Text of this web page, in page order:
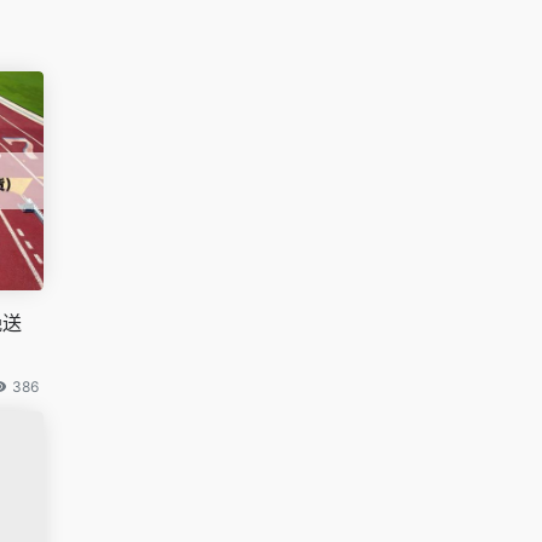
386